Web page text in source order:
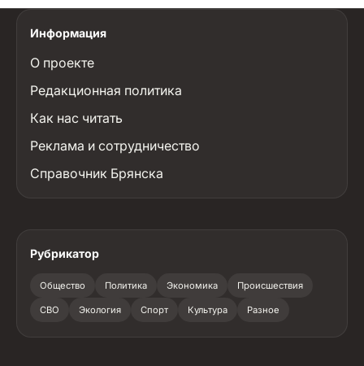
Информация
О проекте
Редакционная политика
Как нас читать
Реклама и сотрудничество
Справочник Брянска
Рубрикатор
Общество Политика Экономика Происшествия
СВО Экология Спорт Культура Разное